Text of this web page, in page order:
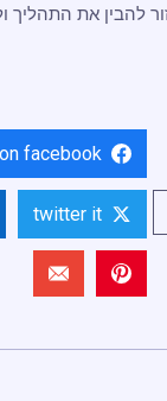
להבין את
facebook
twitter it